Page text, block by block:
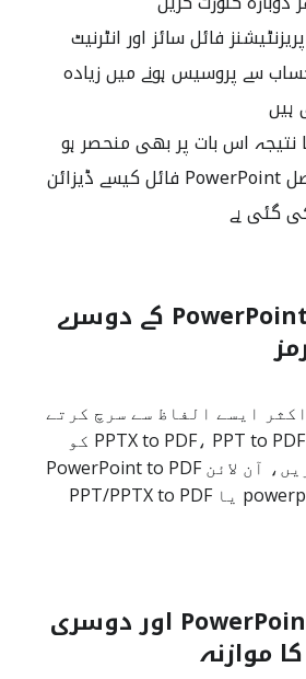
فائل سائز اور انٹرنیٹ
سے پروسیس ہونے میں زیادہ
ہیں
نتیجہ اس بات پر بھی منحصر ہو
سکتا ہے کہ اصل PowerPoint فائل کیسے ڈیزائن
گئی ہے
PowerPoint to PDF کے دوسرے
ایسے الفاظ سے سرچ کرتے
ہیں: PPTX to PDF، PPT to PDF، PowerPoint کو
PDF میں کنورٹ کریں، آن لائن PowerPoint to PDF
کنورٹر، powerpoint2pdf یا PPT/PPTX to PDF
PowerPoint to PDF اور دوسری
موازنہ